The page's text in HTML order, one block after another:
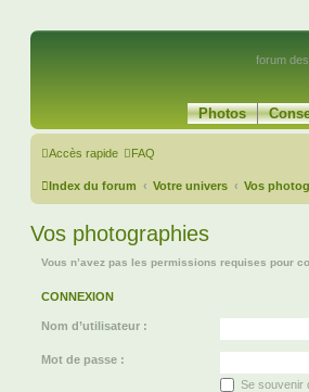
forum
Photos
Accès rapide FAQ
Index du forum Votre univers Vos
Vos photographies
Vous n’avez pas les permissions requises pour
CONNEXION
Nom d’utilisateur :
Mot de passe :
Se souvenir